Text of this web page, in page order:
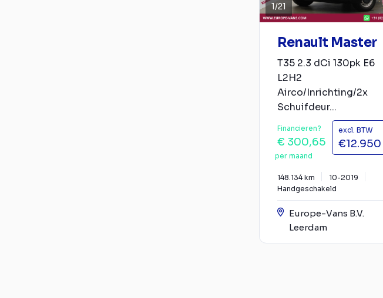
1/21
Renault Master
T35 2.3 dCi 130pk E6
L2H2
Airco/Inrichting/2x
Schuifdeur...
Financieren?
€ 300,65
per maand
excl. BTW
€12.950
148.134 km
10-2019
Handgeschakeld
Europe-Vans B.V.
Leerdam